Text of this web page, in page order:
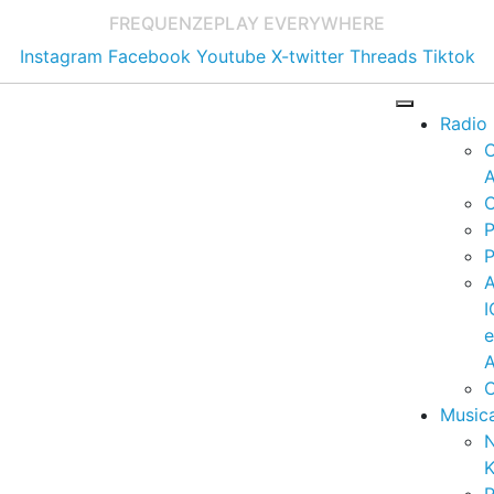
FREQUENZEPLAY EVERYWHERE
Instagram Facebook Youtube X-twitter Threads Tiktok
Radio
e